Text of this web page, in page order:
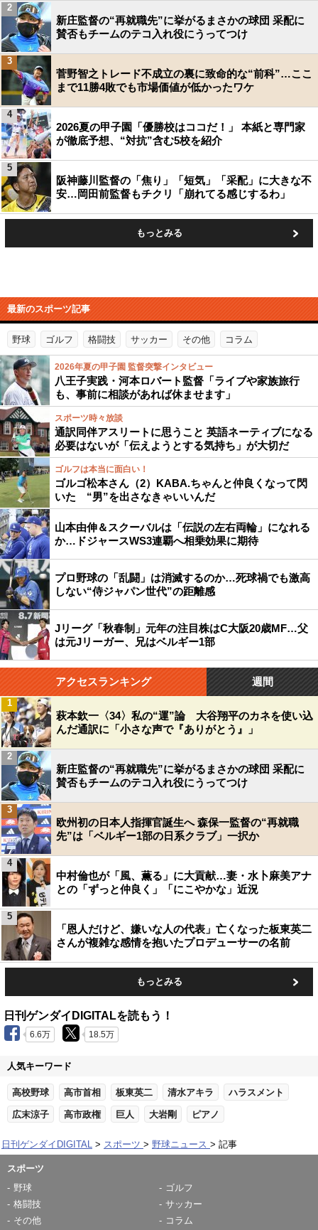
新庄監督の“再就職先”に挙がるまさかの球団 采配に
賛否もチームのテコ入れ役にうってつけ
2
菅野智之トレード不成立の裏に致命的な“前科”…ここ
まで11勝4敗でも市場価値が低かったワケ
3
2026夏の甲子園「優勝校はココだ！」 本紙と専門家
が徹底予想、“対抗”含む5校を紹介
4
阪神藤川監督の「焦り」「短気」「采配」に大きな不
安…岡田前監督もチクリ「崩れてる感じするわ」
5
もっとみる
最新のスポーツ記事
野球 ゴルフ 格闘技 サッカー その他 コラム
2026年夏の甲子園 監督突撃インタビュー
八王子実践・河本ロバート監督「ライブや家族旅行
も、事前に相談があれば休ませます」
スポーツ時々放談
通訳同伴アスリートに思うこと 英語ネーティブになる
必要はないが「伝えようとする気持ち」が大切だ
ゴルフは本当に面白い！
ゴルゴ松本さん（2）KABA.ちゃんと仲良くなって閃
いた “男”を出さなきゃいいんだ
山本由伸＆スクーバルは「伝説の左右両輪」になれる
か…ドジャースWS3連覇へ相乗効果に期待
プロ野球の「乱闘」は消滅するのか…死球禍でも激高
しない“侍ジャパン世代”の距離感
Jリーグ「秋春制」元年の注目株はC大阪20歳MF…父
は元Jリーガー、兄はベルギー1部
アクセスランキング 週間
萩本欽一〈34〉私の“運”論 大谷翔平のカネを使い込
んだ通訳に「小さな声で『ありがとう』」
1
新庄監督の“再就職先”に挙がるまさかの球団 采配に
賛否もチームのテコ入れ役にうってつけ
2
欧州初の日本人指揮官誕生へ 森保一監督の“再就職
先”は「ベルギー1部の日系クラブ」一択か
3
中村倫也が「風、薫る」に大貢献…妻・水卜麻美アナ
との「ずっと仲良く」「にこやかな」近況
4
「恩人だけど、嫌いな人の代表」亡くなった板東英二
さんが複雑な感情を抱いたプロデューサーの名前
5
もっとみる
日刊ゲンダイDIGITALを読もう！
6.6万 18.5万
人気キーワード
高校野球 高市首相 板東英二 清水アキラ ハラスメント
広末涼子 高市政権 巨人 大岩剛 ピアノ
日刊ゲンダイDIGITAL スポーツ 野球ニュース 記事
スポーツ
野球
ゴルフ
格闘技
サッカー
その他
コラム